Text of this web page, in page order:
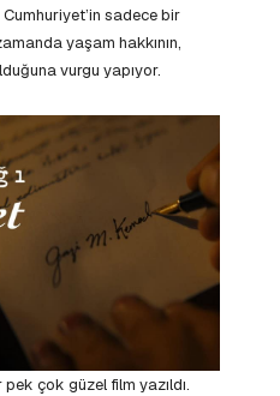
sadece bir
yaşam hakkının,
vurgu yapıyor.
çok güzel film yazıldı.